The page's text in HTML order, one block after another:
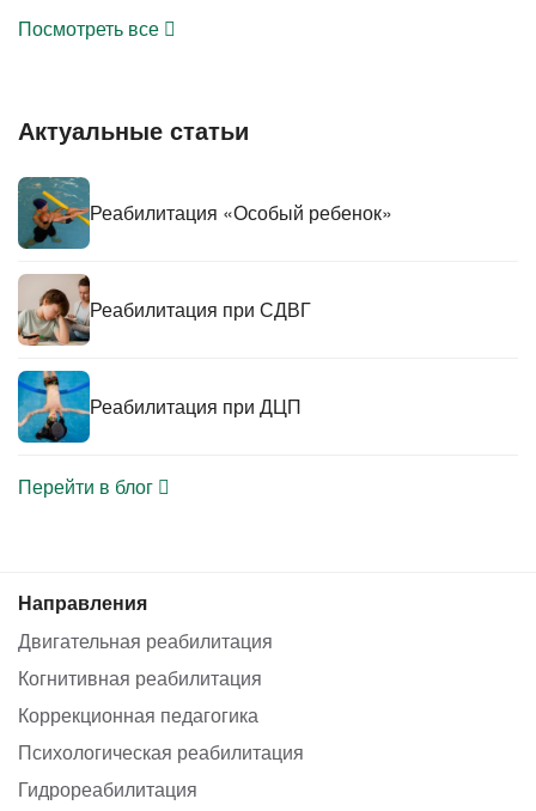
Посмотреть все
Актуальные статьи
Реабилитация «Особый ребенок»
Реабилитация при СДВГ
Реабилитация при ДЦП
Перейти в блог
Направления
Двигательная реабилитация
Когнитивная реабилитация
Коррекционная педагогика
Психологическая реабилитация
Гидрореабилитация